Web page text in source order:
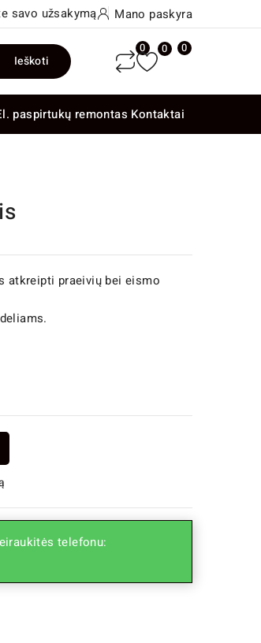
savo užsakymą Mano paskyra
Ieškoti
0 0 0
paspirtukų remontas Kontaktai
atkreipti praeivių bei eismo
telefonu: